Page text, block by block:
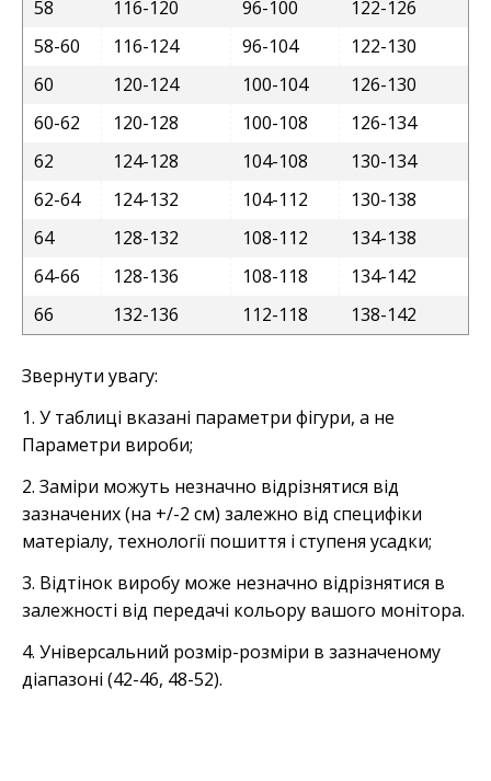
58
116-120 96-100
122-126
58-60
116-124 96-104
122-130
60
120-124 100-104
126-130
60-62
120-128 100-108
126-134
62
124-128 104-108
130-134
62-64
124-132 104-112
130-138
64
128-132 108-112
134-138
64-66
128-136 108-118
134-142
66
132-136 112-118 138-142
Звернути увагу:
1. У таблиці вказані параметри фігури, а не
Параметри вироби;
2. Заміри можуть незначно відрізнятися від
зазначених (на +/-2 см) залежно від специфіки
матеріалу, технології пошиття і ступеня усадки;
3. Відтінок виробу може незначно відрізнятися в
залежності від передачі кольору вашого монітора.
4. Універсальний розмір-розміри в зазначеному
діапазоні (42-46, 48-52).